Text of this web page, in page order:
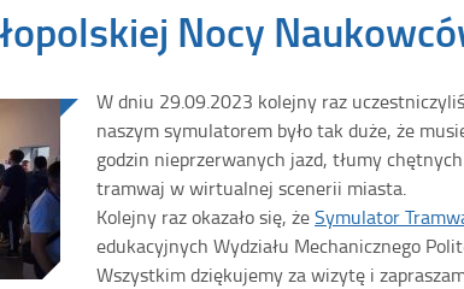
Nocy
W dniu 29.09.2023 kolejny raz
naszym symulatorem było tak duże, że
godzin nieprzerwanych jazd, tłumy
tramwaj w wirtualnej scenerii miasta.
Kolejny raz okazało się, żeSymulator
edukacyjnych Wydziału Mechanicznego
Wszystkim dziękujemy za wizytę i